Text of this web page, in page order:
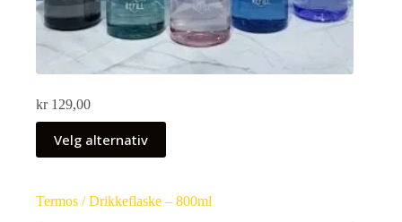
kr129,00
Velg alternativ
Termos / Drikkeflaske – 800ml